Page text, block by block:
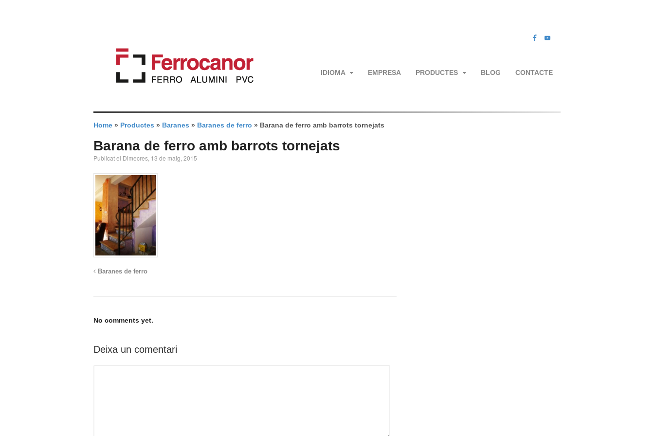
IDIOMA EMPRESA PRODUCTES BLOG CONTACTE
Home » Productes » Baranes » Baranes de ferro » Barana de ferro amb barrots tornejats
Barana de ferro amb barrots tornejats
Publicat el Dimecres, 13 de maig, 2015
Baranes de ferro
No comments yet.
Deixa un comentari